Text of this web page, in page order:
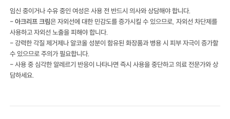
임신 중이거나 수유 중인 여성은 사용 전 반드시 의사와 상담해야 합니다.
-아크리프 크림은 자외선에 대한 민감도를 증가시킬 수 있으므로, 자외선 차단제를
사용하고 자외선 노출을 피해야 합니다.
- 강력한 각질 제거제나 알코올 성분이 함유된 화장품과 병용 시 피부 자극이 증가할
수 있으므로 주의가 필요합니다.
- 사용 중 심각한 알레르기 반응이 나타나면 즉시 사용을 중단하고 의료 전문가와 상
담하세요.